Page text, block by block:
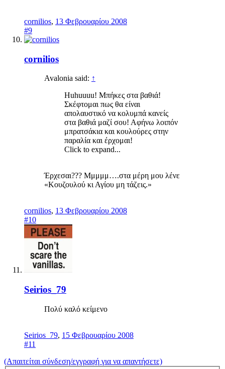
cornilios, 13 Φεβρουαρίου 2008
#9
cornilios
Avalonia said: ↑
Huhuuuu! Μπήκες στα βαθιά!
Σκέφτομαι πως θα είναι
απολαυστικό να κολυμπά κανείς
στα βαθιά μαζί σου! Αφήνω λοιπόν
μπρατσάκια και κουλούρες στην
παραλία και έρχομαι!
Click to expand...
Έρχεσαι??? Μμμμμ….στα μέρη μου λένε
«Κουζουλού κι Αγίου μη τάζεις.»
cornilios, 13 Φεβρουαρίου 2008
#10
Seirios_79
Πολύ καλό κείμενο
Seirios_79, 15 Φεβρουαρίου 2008
#11
(Απαιτείται σύνδεση/εγγραφή για να απαντήσετε)